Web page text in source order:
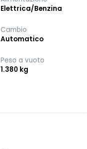
Elettrica/Benzina
Cambio
Automatico
Peso a vuoto
1.380 kg